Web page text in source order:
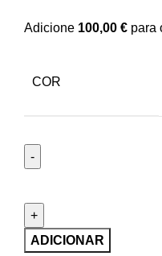
Adicione 100,00 € para
COR
Escova
Vikan
ADICIONAR